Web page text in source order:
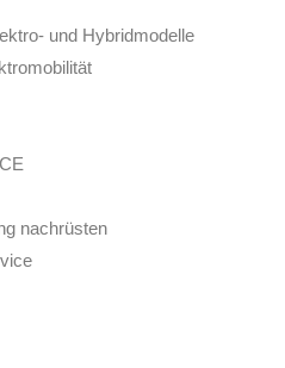
und Hybridmodelle
nachrüsten